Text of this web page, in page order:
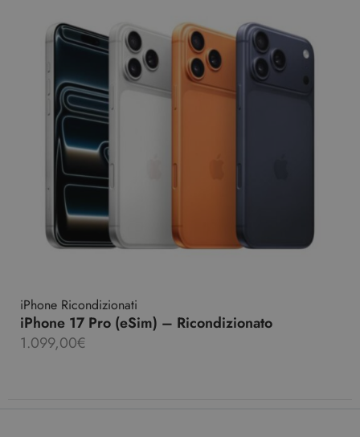
iPhone Ricondizionati
iPhone 17 Pro (eSim) – Ricondizionato
1.099,00€